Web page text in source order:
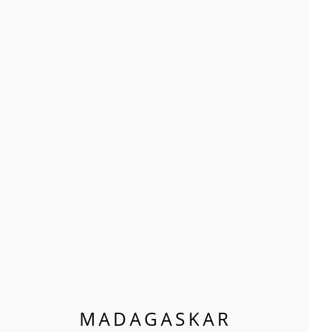
MADAGASKAR